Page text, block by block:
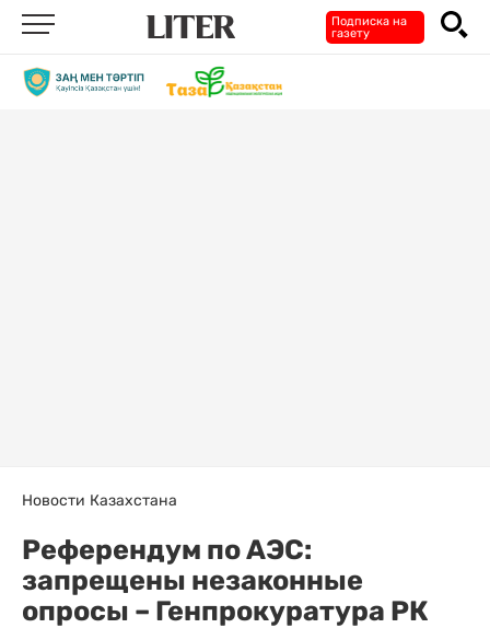
Подписка на
газету
Новости Казахстана
Референдум по АЭС:
запрещены незаконные
опросы – Генпрокуратура РК